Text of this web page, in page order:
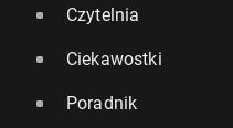
Czytelnia
Ciekawostki
Poradnik